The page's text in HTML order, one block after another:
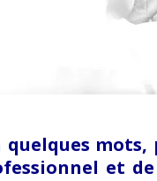
quelques
et